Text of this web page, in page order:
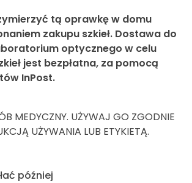
tą oprawkę w domu
zakupu szkieł. Dostawa do
optycznego w celu
jest bezpłatna, za pomocą
InPost.
MEDYCZNY. UŻYWAJ GO ZGODNIE
UŻYWANIA LUB ETYKIETĄ.
później